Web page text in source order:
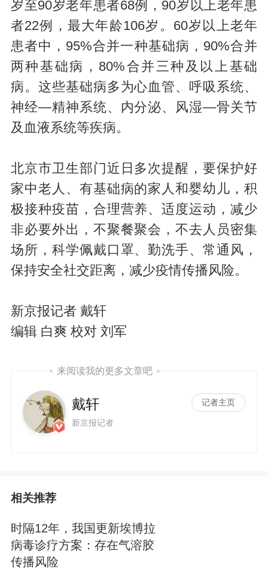
岁至90岁老年患者68例，90岁以上老年患
者22例，最大年龄106岁。60岁以上老年
患者中，95%合并一种基础病，90%合并
两种基础病，80%合并三种及以上基础
病。这些基础病多为心血管、呼吸系统、
神经—精神系统、内分泌、风湿—骨关节
及血液系统等疾病。
北京市卫生部门近日多次提醒，要保护好
家中老人、有基础病的家人和婴幼儿，积
极接种疫苗，合理营养、适度运动，减少
非必要外出，不聚餐聚会，不去人员密集
场所，科学佩戴口罩、勤洗手、常通风，
保持安全社交距离，减少疫情传播风险。
新京报记者 戴轩
编辑 白爽 校对 刘军
来阅读我的更多文章吧
戴轩
新京报记者
记者主页
相关推荐
时隔12年，我国更新埃博拉
病毒诊疗方案：存在气溶胶
传播风险